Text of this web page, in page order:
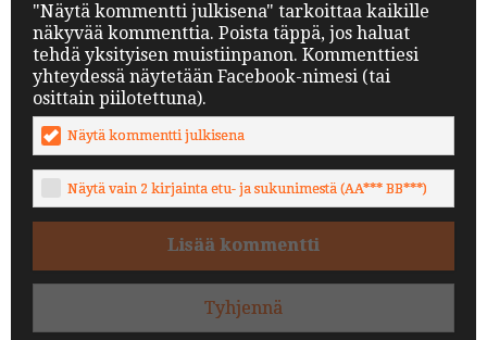
"Näytä kommentti julkisena" tarkoittaa kaikille
näkyvää kommenttia. Poista täppä, jos haluat
tehdä yksityisen muistiinpanon. Kommenttiesi
yhteydessä näytetään Facebook-nimesi (tai
osittain piilotettuna).
Näytä kommentti julkisena
Näytä vain 2 kirjainta etu- ja sukunimestä (AA*** BB***)
Lisää kommentti
Tyhjennä